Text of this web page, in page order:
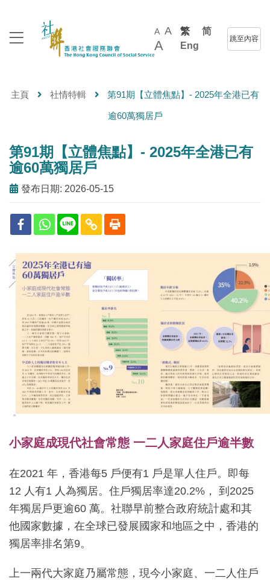
A A
A
繁
简
Eng
跳至內容
主頁 社情特輯 第91期【立體焦點】- 2025年全港已有
逾60萬獨居戶
第91期【立體焦點】- 2025年全港已有
逾60萬獨居戶
發布日期: 2026-05-15
小家庭成現代社會常態 一二人家庭住戶逾半數
在2021 年，香港每5 戶便有1 戶是單人住戶。即每
12 人有1 人為獨居。住戶獨居率達20.2%， 到2025
年獨居戶更逾60 萬。社聯早前整合政府統計處和其
他國家數據，在全球已發展國家和地區之中，香港的
獨居率排名第9。
上一兩代大家庭乃屬常態，現今小家庭、一二人住戶